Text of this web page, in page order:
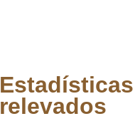
relevados